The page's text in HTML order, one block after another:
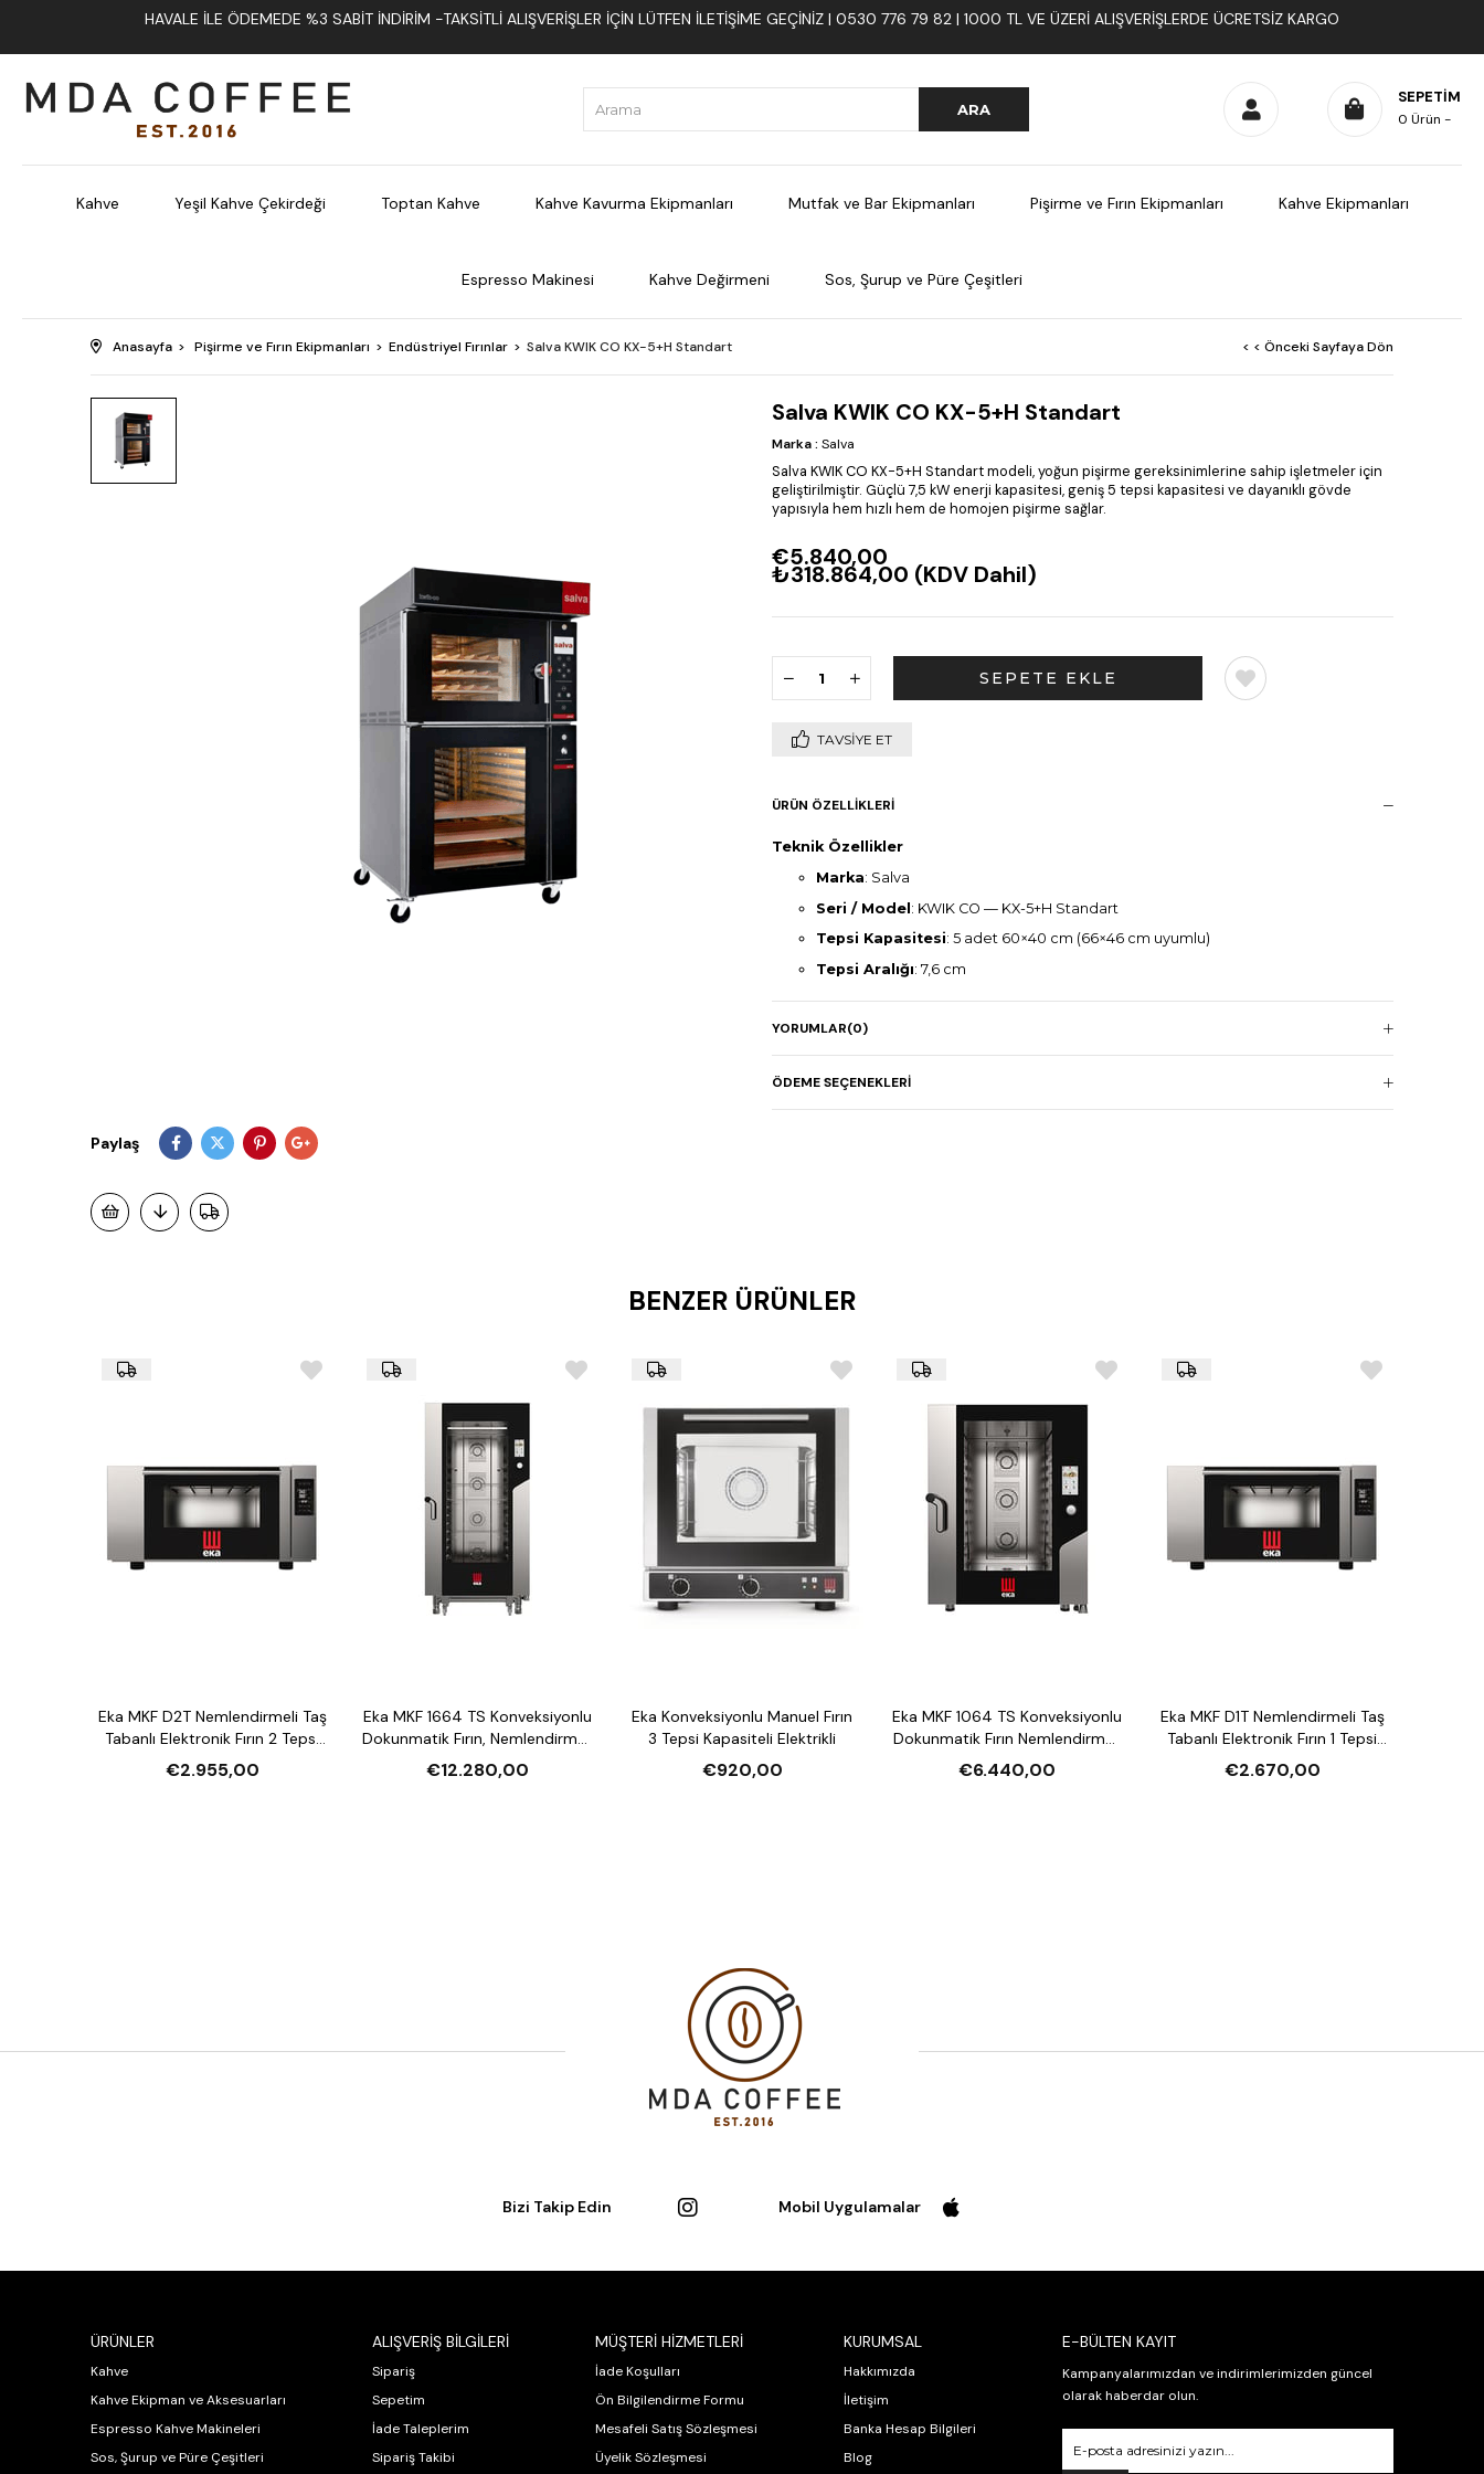
HAVALE İLE ÖDEMEDE %3 SABIT İNDIRIM -TAKSITLI ALIŞVERIŞLER İÇIN LÜTFEN ILETIŞIME GEÇINIZ | 0530 776 79 82 | 1000 TL VE ÜZERI ALIŞVERIŞLERDE ÜCRETSIZ KARGO
SEPETIM
0 Ürün
Kahve Yeşil Kahve Çekirdeği Toptan Kahve Kahve Kavurma Ekipmanları Mutfak ve Bar Ekipmanları Pişirme ve Fırın Ekipmanları Kahve Ekipmanları
Espresso Makinesi Kahve Değirmeni Sos, Şurup ve Püre Çeşitleri
Anasayfa Pişirme ve Fırın Ekipmanları Endüstriyel Fırınlar Salva KWIK CO KX-5+H Standart < < Önceki Sayfaya Dön
Paylaş
Salva KWIK CO KX-5+H Standart
Marka: Salva
Salva KWIK CO KX-5+H Standart modeli, yoğun pişirme gereksinimlerine sahip işletmeler için
geliştirilmiştir. Güçlü 7,5 kW enerji kapasitesi, geniş 5 tepsi kapasitesi ve dayanıklı gövde
yapısıyla hem hızlı hem de homojen pişirme sağlar.
€5.840,00
₺318.864,00 (KDV Dahil)
TAVSIYE ET
ÜRÜN ÖZELLIKLERI
Teknik Özellikler
Marka: Salva
Seri / Model: KWIK CO — KX-5+H Standart
Tepsi Kapasitesi: 5 adet 60×40 cm (66×46 cm uyumlu)
Tepsi Aralığı: 7,6 cm
Güç: 7,5 kW
Ağırlık: 112 kg
Boyutlar: 915 × 1059 × 535 mm
YORUMLAR(0)
ÖDEME SEÇENEKLERI
BENZER ÜRÜNLER
Eka MKF D2T Nemlendirmeli Taş
Tabanlı Elektronik Fırın 2 Tepsi
Kapasiteli Elektrikli
€2.955,00
Eka MKF 1664 TS Konveksiyonlu
Dokunmatik Fırın, Nemlendirmeli
16 Tepsi Kapasiteli Elektrikli
€12.280,00
Eka Konveksiyonlu Manuel Fırın
3 Tepsi Kapasiteli Elektrikli
€920,00
Eka MKF 1064 TS Konveksiyonlu
Dokunmatik Fırın Nemlendirmeli
10 Tepsi Kapasiteli Elektrikli
€6.440,00
Eka MKF D1T Nemlendirmeli Taş
Tabanlı Elektronik Fırın 1 Tepsi
Kapasiteli Elektrikli
€2.670,00
Bizi Takip Edin Mobil Uygulamalar
ÜRÜNLER
Kahve
Kahve Ekipman ve Aksesuarları
Espresso Kahve Makineleri
Sos, Şurup ve Püre Çeşitleri
ALIŞVERİŞ BİLGİLERİ
Sipariş
Sepetim
İade Taleplerim
Sipariş Takibi
MÜŞTERİ HİZMETLERİ
İade Koşulları
Ön Bilgilendirme Formu
Mesafeli Satış Sözleşmesi
Üyelik Sözleşmesi
KURUMSAL
Hakkımızda
İletişim
Banka Hesap Bilgileri
Blog
E-BÜLTEN KAYIT
Kampanyalarımızdan ve indirimlerimizden güncel
olarak haberdar olun.